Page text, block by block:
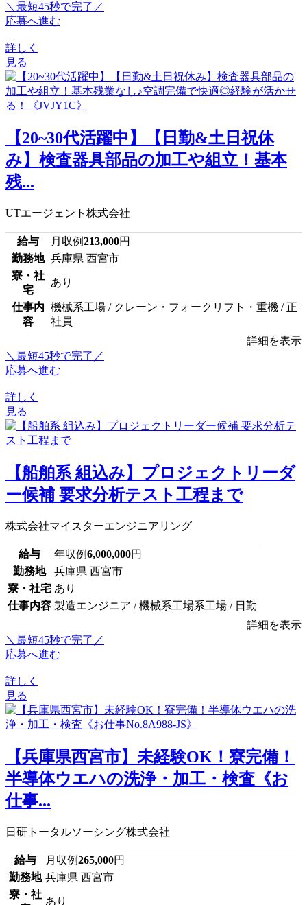
＼最短45秒で完了／
応募へ進む
詳しく
見る
【20~30代活躍中】【日勤&土日祝休
み】検査器具部品の加工や組立！基本
残...
UTエージェント株式会社
給与 月収例213,000円
勤務地 兵庫県 西宮市
寮・社
宅
あり
仕事内
容
機械系工場 / クレーン・フォークリフト・重機 / 正
社員
詳細を表示
＼最短45秒で完了／
応募へ進む
詳しく
見る
【船舶系 組込み】プロジェクトリーダ
ー候補 要求分析テスト工程まで
株式会社マイスターエンジニアリング
給与 年収例6,000,000円
勤務地
兵庫県 西宮市
寮・社宅 あり
仕事内容 製造エンジニア / 機械系工場系工場 / 日勤
詳細を表示
＼最短45秒で完了／
応募へ進む
詳しく
見る
【兵庫県西宮市】未経験OK！寮完備！
半導体ウエハの洗浄・加工・検査《お
仕事...
日研トータルソーシング株式会社
給与 月収例265,000円
勤務地 兵庫県 西宮市
寮・社
あり